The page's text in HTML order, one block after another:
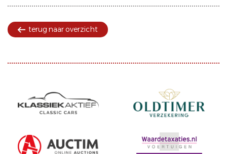
terug naar overzicht